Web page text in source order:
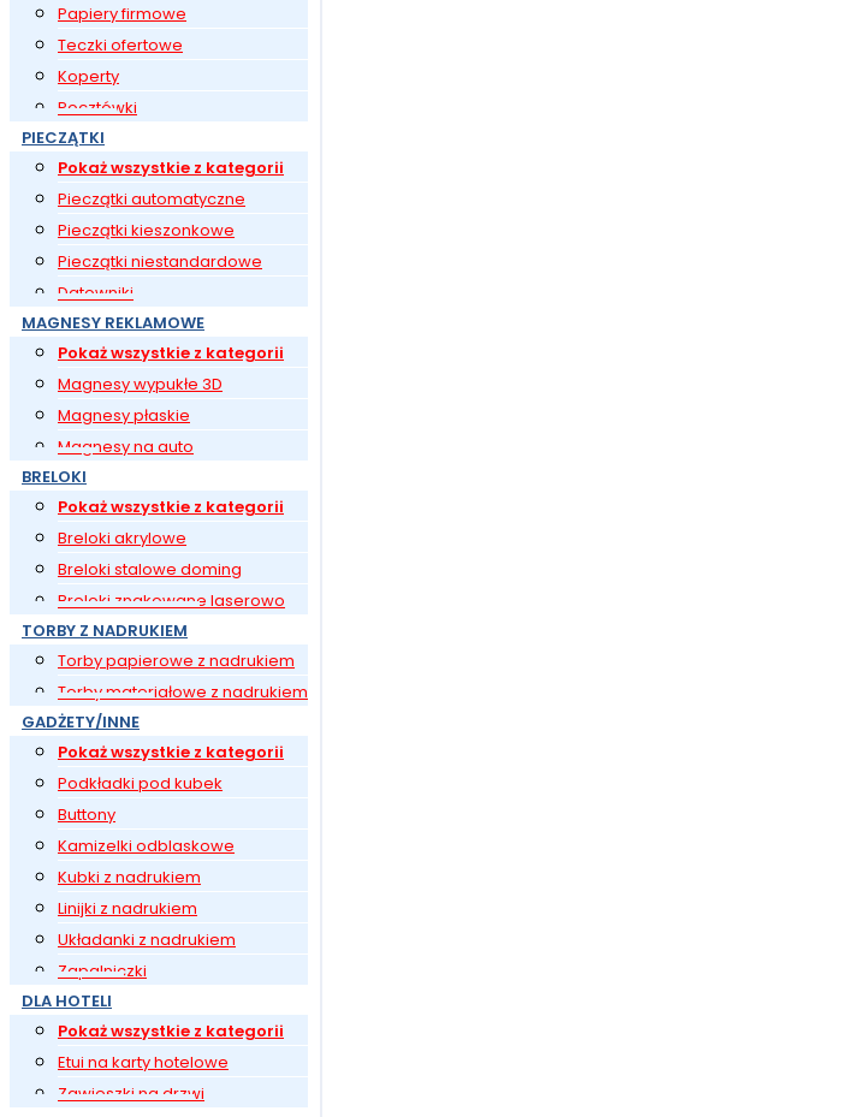
Papiery firmowe
Teczki ofertowe
Koperty
Pocztówki
PIECZĄTKI
Pokaż wszystkie z kategorii
Pieczątki automatyczne
Pieczątki kieszonkowe
Pieczątki niestandardowe
Datowniki
MAGNESY REKLAMOWE
Pokaż wszystkie z kategorii
Magnesy wypukłe 3D
Magnesy płaskie
Magnesy na auto
BRELOKI
Pokaż wszystkie z kategorii
Breloki akrylowe
Breloki stalowe doming
Breloki znakowane laserowo
TORBY Z NADRUKIEM
Torby papierowe z nadrukiem
Torby materiałowe z nadrukiem
GADŻETY/INNE
Pokaż wszystkie z kategorii
Podkładki pod kubek
Buttony
Kamizelki odblaskowe
Kubki z nadrukiem
Linijki z nadrukiem
Układanki z nadrukiem
Zapalniczki
DLA HOTELI
Pokaż wszystkie z kategorii
Etui na karty hotelowe
Zawieszki na drzwi